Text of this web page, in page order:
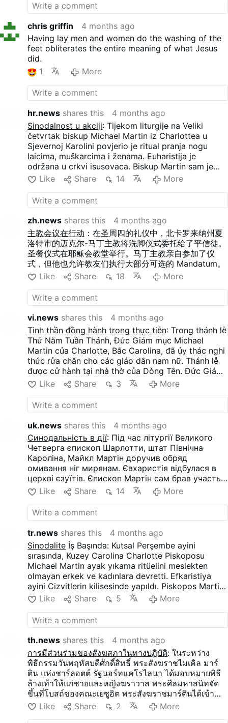
chris griffin
4 months ago
Having lay men and women do the washing of the
feet obliterates the entire meaning of what Jesus
did.
1
More
hr.news shares this
4 months ago
Sinodalnost u akciji: Tijekom liturgije na Veliki
četvrtak biskup Michael Martin iz Charlottea u
Sjevernoj Karolini povjerio je ritual pranja nogu
laicima, muškarcima i ženama. Euharistija je
održana u crkvi isusovaca. Biskup Martin sam je
sudjelovao u ritualu, ali je također dopustio
članovima laika da izvedu veći dio neobaveznog
Mandatum.
Like Share 14 More
zh.news shares this
4 months ago
主教会议在行动 ：在圣周四的礼仪中，北卡罗来纳州夏
洛特市的迈克尔-马丁主教将洗脚仪式委托给了平信徒。
圣餐仪式在耶稣会教堂举行。马丁主教亲自参加了仪
式，但他也允许教友们执行大部分可选的 Mandatum。
Like
Share 18 More
vi.news shares this
4 months ago
Tinh thần đồng hành trong thực tiễn: Trong thánh lễ
Thứ Năm Tuần Thánh, Đức Giám mục Michael
Martin của Charlotte, Bắc Carolina, đã ủy thác nghi
thức rửa chân cho các giáo dân nam nữ. Thánh lễ
được cử hành tại nhà thờ của Dòng Tên. Đức Giám
mục Martin đã đích thân tham dự nghi thức này,
nhưng ngài cũng cho phép các giáo dân thực hiện
phần lớn nghi thức Mandatum (nghi thức rửa chân)
vốn mang tính tự chọn.
Like Share 3 More
uk.news shares this
4 months ago
Синодальність в дії: Під час літургії Великого
Четверга єпископ Шарлотти, штат Північна
Кароліна, Майкл Мартін доручив обряд
омивання ніг мирянам. Євхаристія відбулася в
церкві єзуїтів. Єпископ Мартін сам брав участь
в обряді, але він також дозволив мирянам
виконати більшу частину необов'язкового
Мандатуму.
Like Share 14 More
tr.news shares this
4 months ago
Sinodalite İş Başında: Kutsal Perşembe ayini
sırasında, Kuzey Carolina Charlotte Piskoposu
Michael Martin ayak yıkama ritüelini meslekten
olmayan erkek ve kadınlara devretti. Efkaristiya
ayini Cizvitlerin kilisesinde yapıldı. Piskopos Martin
ayine bizzat katılmış, ancak isteğe bağlı olan
Mandatum'un büyük bir bölümünü din adamlarının
yerine getirmesine de izin vermiştir.
Like Share 5 More
th.news shares this
4 months ago
การมีส่วนร่วมของสังฆสภาในทางปฏิบัติ: ในระหว่าง
พิธีกรรมวันพฤหัสบดีศักดิ์สิทธิ์ พระสังฆราชไมเคิล มาร์
ติน แห่งชาร์ลอตต์ รัฐนอร์ทแคโรไลนา ได้มอบหมายพิธี
ล้างเท้าให้แก่ชายและหญิงฆราวาส พระศีลมหาสนิทจัด
ขึ้นที่โบสถ์ของคณะเยซูอิต พระสังฆราชมาร์ตินได้เข้า
ร่วมพิธีกรรมด้วยพระองค์เอง แต่พระองค์ยังอนุญาตให้
สมาชิกฆราวาสได้ปฏิบัติพิธี Mandatum ซึ่งเป็นพิธีทาง
Like Share 2 More